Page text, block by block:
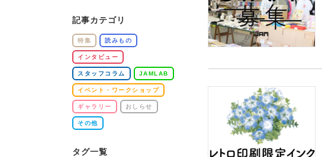
記事カテゴリ
特集 読みもの
インタビュー
スタッフコラム JAMLAB
イベント・ワークショップ
ギャラリー おしらせ
その他
タグ一覧